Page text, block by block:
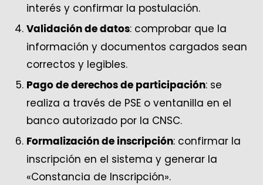
interés y confirmar la postulación.
Validación de datos: comprobar que la
información y documentos cargados sean
correctos y legibles.
Pago de derechos de participación: se
realiza a través de PSE o ventanilla en el
banco autorizado por la CNSC.
Formalización de inscripción: confirmar la
inscripción en el sistema y generar la
«Constancia de Inscripción».